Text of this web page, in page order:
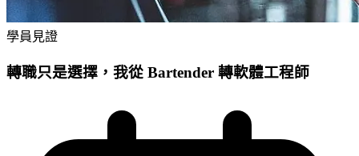
學員見證
轉職只是選擇，我從 Bartender 轉軟體工程師